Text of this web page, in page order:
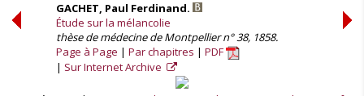
GACHET, Paul Ferdinand.
Étude sur la mélancolie
thèse de médecine de Montpellier n° 38, 1858.
Page à Page
Par chapitres
PDF
Sur Internet Archive